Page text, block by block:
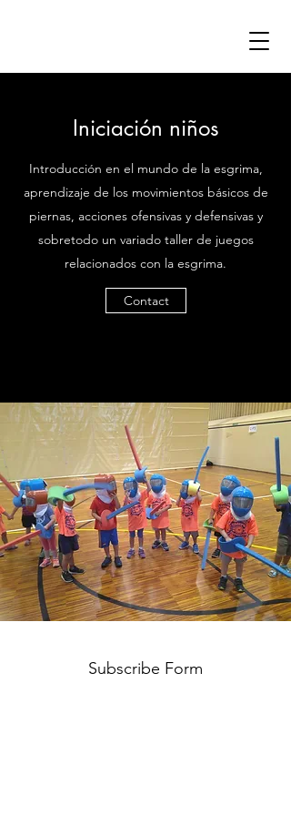
Iniciación niños
Introducción en el mundo de la esgrima,
aprendizaje de los movimientos básicos de
piernas, acciones ofensivas y defensivas y
sobretodo un variado taller de juegos
relacionados con la esgrima.
Contact
Subscribe Form